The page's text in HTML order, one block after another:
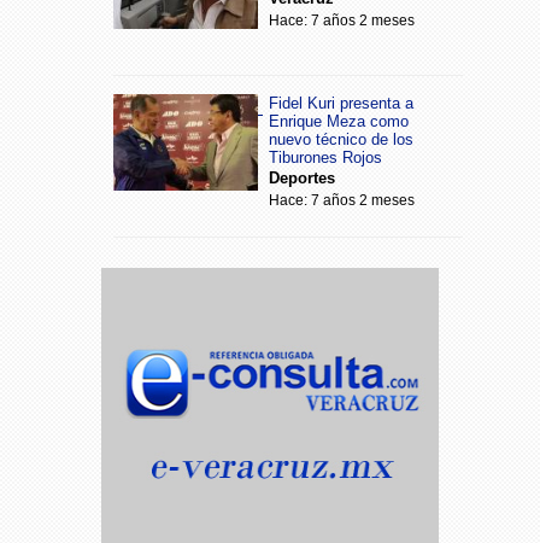
Hace: 7 años 2 meses
Fidel Kuri presenta a
Enrique Meza como
nuevo técnico de los
Tiburones Rojos
Deportes
Hace: 7 años 2 meses